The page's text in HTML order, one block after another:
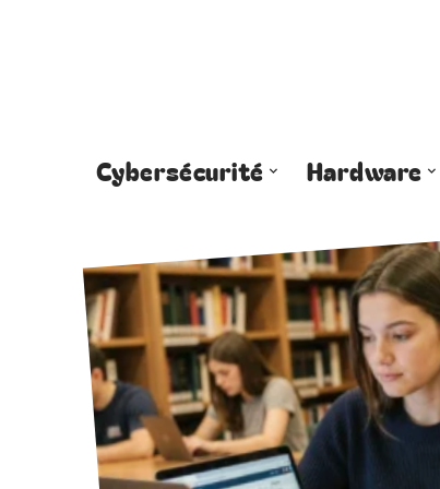
Cybersécurité Hardware